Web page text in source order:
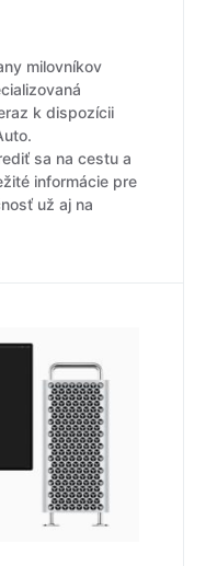
milovníkov
k dispozícii
sa na cestu a
informácie pre
už aj na